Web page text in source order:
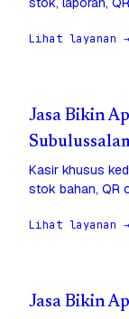
Lihat layanan →
Jasa Bikin
Kasir khusus
stok bahan, QR
Lihat layanan →
Jasa Bikin